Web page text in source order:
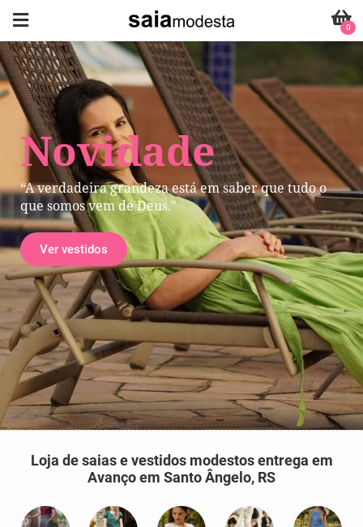
Novidade
“A verdadeira grandeza está em saber que tudo o
que somos vem de Deus."
Ver vestidos
0
Loja de saias e vestidos modestos entrega em
Avanço em Santo Ângelo, RS